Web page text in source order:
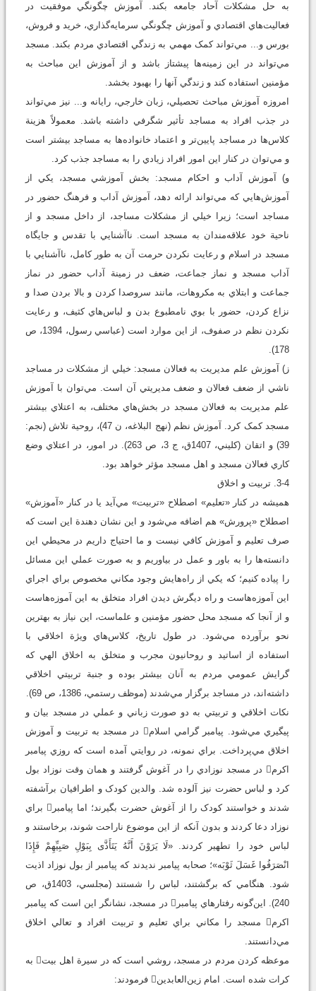
به حل مشکلات آحاد جامعه بکند. آموزش چگونگي موفقيت در
فعاليت‌هاي اقتصادي و آموزش چگونگي سرمايه‌گذاري، خريد و فروش،
بورس و‌... مي‌تواند کمک مهمي به زندگي اقتصادي مردم بکند. مسجد
مي‌تواند در اين زمينه‌ها پيشتاز باشد و از آموزش اين مباحث به
مؤمنين استفاده کند و زندگي آنها را بهبود بخشد.
امروزه آموزش مباحث تحصيلي، زبان خارجي، رايانه و... نيز مي‌تواند
در جذب افراد به مساجد تأثير شگرفي داشته باشد. معمولاً هزينة‌
کلاس‌ها در مساجد پايين‌تر و اعتماد خانواده‌ها به مساجد بيشتر است
و مي‌توان در کنار اين امور افراد زيادي را به مساجد جذب كرد.
و) آموزش آداب و احكام مسجد: بخش آموزشي مسجد، يکي از
آموزش‌هايي که مي‌تواند ارائه دهد، آموزش آداب و فرهنگ حضور در
مساجد است؛ زيرا خيلي از مشکلات مساجد، از داخل مسجد و از
ناحية خود علاقه‌مندان به مسجد است. ناآشنايي با تقدس و جايگاه
مسجد در اسلام و رعايت نکردن حرمت آن به‌ طور کامل، ناآشنايي با
آداب مسجد و نماز جماعت، ضعف در زمينة آداب حضور در نماز
جماعت و ابتلاي به مکروهات، مانند سروصدا کردن و بالا بردن صدا و
نزاع کردن، حضور با بوي نامطبوع بدن و لباس‌هاي کثيف، و رعايت
نکردن نظم در صفوف، از اين موارد است (عباسي رسول، 1394، ص
178).
ز) آموزش علم مديريت به فعالان مسجد: خيلي از مشکلات در مساجد
ناشي از ضعف فعالان و ضعف مديريتي آن است. مي‌توان با آموزش
علم مديريت به فعالان مسجد در بخش‌هاي مختلف، به اعتلاي بيشتر
مسجد کمک کرد. آموزش نظم (نهج البلاغه، ن 47)، روحية تلاش (نجم:
39) و اتقان (كليني، 1407ق، ج 3، ص 263). در امور، در اعتلاي وضع
کاري فعالان مسجد و اهل مسجد مؤثر خواهد بود.
3-4. ‌تربيت و اخلاق
هميشه در کنار «تعليم» اصطلاح «تربيت» مي‌آيد يا در کنار «آموزش»
اصطلاح «پرورش» هم اضافه مي‌شود و اين نشان دهندة اين است که
صرف تعليم و آموزش کافي نيست و ما احتياج داريم در محيطي اين
دانسته‌ها را به باور و عمل در بياوريم و به ‌صورت عملي اين مسائل
را پياده کنيم؛ که يکي از راه‌هايش وجود مکاني مخصوص براي اجراي
اين آموزه‌هاست و راه ديگرش ديدن افراد متخلق به اين آموزه‌ها‌ست
و از آنجا که مسجد محل حضور مؤمنين و علما‌ست، اين نياز به بهترين
نحو برآورده مي‌شود. در طول تاريخ، کلاس‌هاي ويژة اخلاقي با
استفاده از اساتيد و روحانيون مجرب و متخلق به اخلاق الهي که
گرايش عمومي مردم به آنان بيشتر بوده و جنبة تربيتي اخلاقي
داشته‌اند، در مساجد برگزار مي‌شدند (موظف رستمي، 1386، ص 69).
نکات اخلاقي و تربيتي به دو ‌صورت زباني و عملي در مسجد بيان و
پيگيري مي‌شود. پيامبر گرامي اسلام در مسجد به تربيت و آموزش
اخلاق مي‌پرداخت. براي نمونه، در روايتي آمده است که روزي پيامبر
اکرم در مسجد نوزادي را در آغوش گرفتند و همان وقت نوزاد بول
کرد و لباس حضرت نيز آلوده شد. والدين کودک و اطرافيان برآشفته
شدند و خواستند کودک را از آغوش حضرت بگيرند؛ اما پيامبر براي
نوزاد دعا کردند و بدون آنکه از اين موضوع ناراحت شوند، برخاستند و
لباس خود را تطهير کردند. «لَا يَرَوْنَ أَنَّهُ يَتَأَذَّى بِبَوْلِ صَبِيِّهِمْ فَإِذَا
انْصَرَفُوا غَسَلَ ثَوْبَه»؛ صحابه پيامبر نديدند که پيامبر از بول نوزاد اذيت
شود. هنگامي که برگشتند، لباس را شستند‏ (مجلسي، 1403ق، ص
240). اين‌گونه رفتارهاي پيامبر در مسجد، نشانگر اين است که پيامبر
اکرم مسجد را مکاني براي تعليم و تربيت افراد و تعالي اخلاق
مي‌دانستند.
موعظه کردن مردم در مسجد، روشي است که در سيرة اهل‌ بيت به
کرات شده است. امام زين‌العابدين فرمودند: